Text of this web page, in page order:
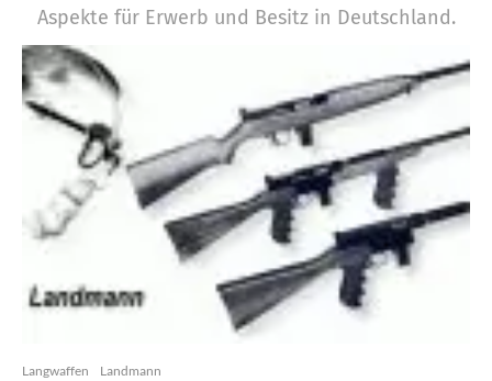
Aspekte für Erwerb und Besitz in Deutschland.
Langwaffen Landmann